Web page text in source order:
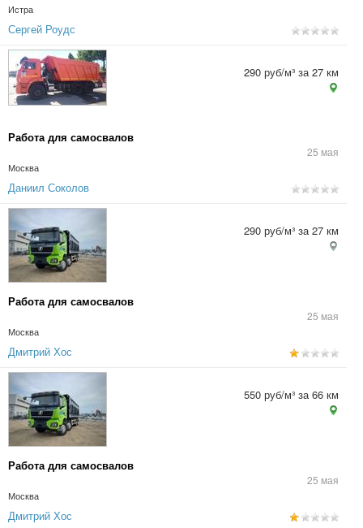
Истра
Сергей Роудс
Работа для самосвалов
25 мая
Москва
290 руб/м³ за 27 км
Даниил Соколов
Работа для самосвалов
25 мая
Москва
290 руб/м³ за 27 км
Дмитрий Хос
Работа для самосвалов
25 мая
Москва
550 руб/м³ за 66 км
Дмитрий Хос